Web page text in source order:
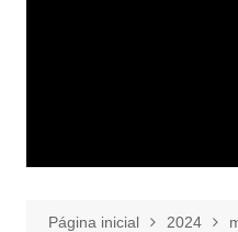
Página inicial 2024